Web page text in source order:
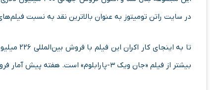
در سایت راتن تومیتوز به عنوان بالاترین نقد به نسبت
بیشتر از فیلم «جان ویک ۳-پارابلوم» است. هفته پیش آمار فروش این فیلم از نمایش در ۸۶ بازار خارجی برابر ۱۰.۱ میلیون دلار بود.